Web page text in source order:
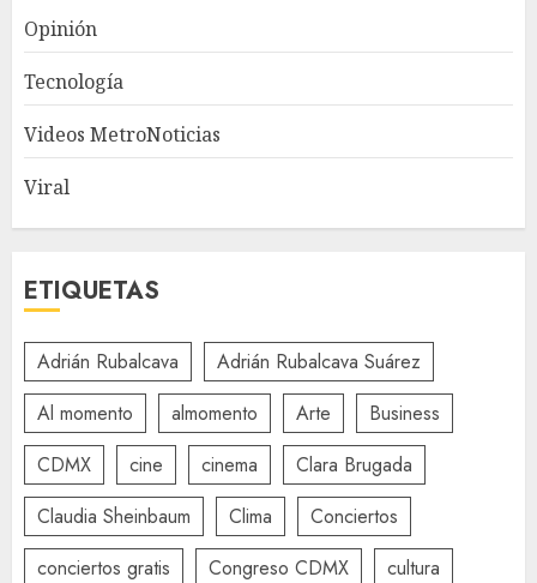
Opinión
Tecnología
Videos MetroNoticias
Viral
ETIQUETAS
Adrián Rubalcava
Adrián Rubalcava Suárez
Al momento
almomento Arte
Business
CDMX
cine cinema
Clara Brugada
Claudia Sheinbaum
Clima
Conciertos
conciertos gratis
Congreso CDMX
cultura